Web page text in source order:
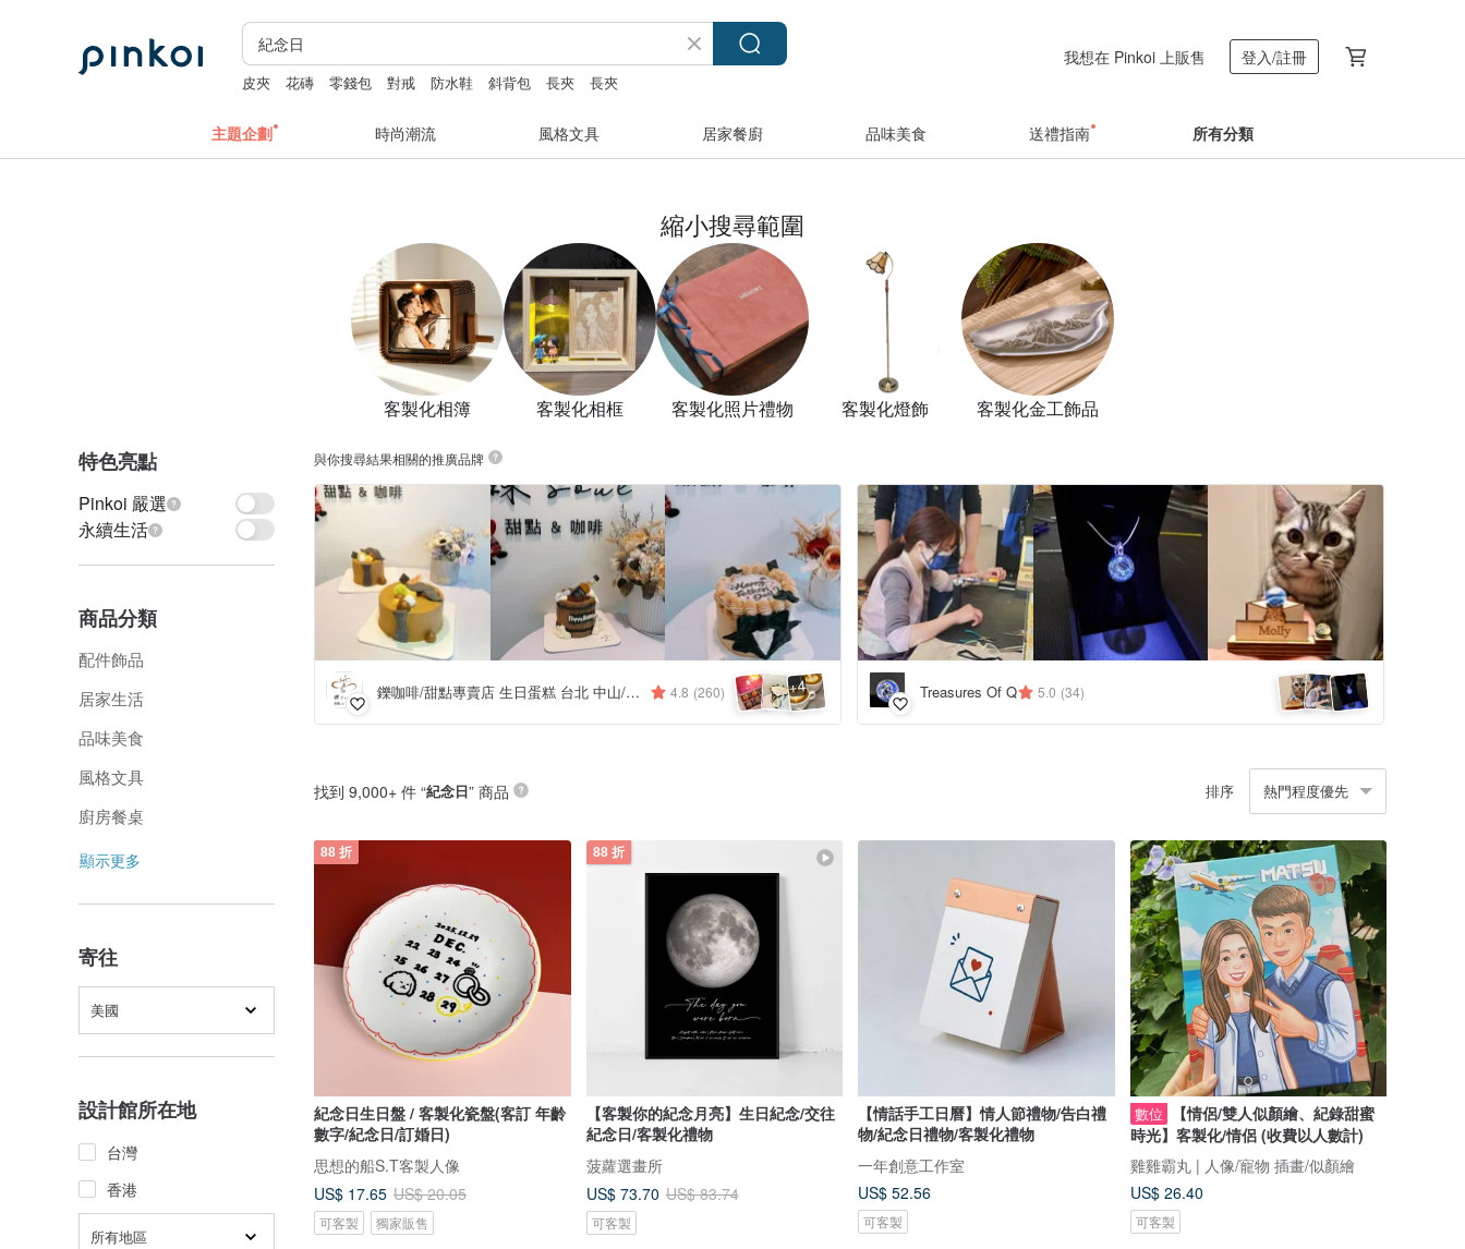
皮夾 花磚 零錢包 對戒 防水鞋 斜背包 長夾 長夾
我想在 Pinkoi 上販售 登入/註冊
主題企劃 時尚潮流 風格文具 居家餐廚 品味美食 送禮指南 所有分類
縮小搜尋範圍
客製化相簿 客製化相框 客製化照片禮物 客製化燈飾 客製化金工飾品
特色亮點
Pinkoi 嚴選
永續生活
商品分類
配件飾品
居家生活
品味美食
風格文具
廚房餐桌
顯示更多
寄往
美國
設計館所在地
台灣
香港
所有地區
與你搜尋結果相關的推廣品牌
鑠咖啡/甜點專賣店 生日蛋糕 台北 中山/松山 咖啡課程教學 客製化蛋糕 4.8 (260) +4 Treasures Of Q 5.0 (34)
找到 9,000+ 件 “紀念日” 商品 排序 熱門程度優先
88 折
紀念日生日盤 / 客製化瓷盤(客訂 年齡
數字/紀念日/訂婚日)
思想的船S.T客製人像
US$ 17.65 US$ 20.05
可客製 獨家販售
88 折
【客製你的紀念月亮】生日紀念/交往
紀念日/客製化禮物
菠蘿選畫所
US$ 73.70 US$ 83.74
可客製
【情話手工日曆】情人節禮物/告白禮
物/紀念日禮物/客製化禮物
一年創意工作室
US$ 52.56
可客製
數位
【情侶/雙人似顏繪、紀錄甜蜜
時光】客製化/情侶 (收費以人數計)
雞雞霸丸 | 人像/寵物 插畫/似顏繪
US$ 26.40
可客製